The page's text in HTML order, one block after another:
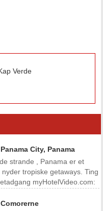
Verde
City, Panama
strande , Panama er et
tropiske getaways. Ting
myHotelVideo.com:
de